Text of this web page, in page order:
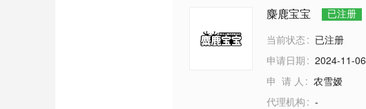
麋鹿宝宝 已注册
当前状态 已注册
申请日期
2024-11-06
申 请 人
农雪嫒
代理机构
-